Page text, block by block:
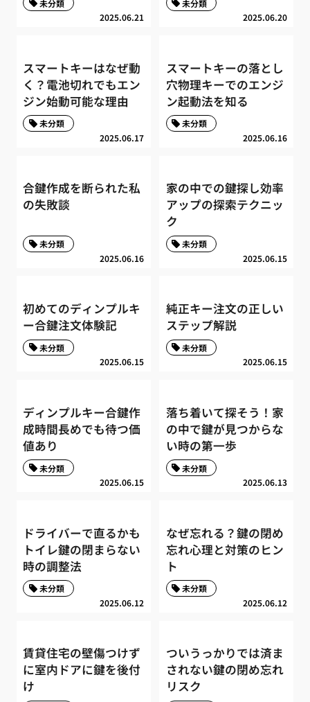
2025.06.21
未分類
2025.06.20
未分類
スマートキーはなぜ動
く？電池切れでもエン
ジン始動可能な理由
2025.06.17
未分類
スマートキーの落とし
穴物理キーでのエンジ
ン起動法を知る
2025.06.16
未分類
合鍵作成を断られた私
の失敗談
2025.06.16
未分類
家の中での鍵探し効率
アップの探索テクニッ
ク
2025.06.15
未分類
初めてのディンプルキ
ー合鍵注文体験記
2025.06.15
未分類
純正キー注文の正しい
ステップ解説
2025.06.15
未分類
ディンプルキー合鍵作
成時間長めでも待つ価
値あり
2025.06.15
未分類
落ち着いて探そう！家
の中で鍵が見つからな
い時の第一歩
2025.06.13
未分類
ドライバーで直るかも
トイレ鍵の閉まらない
時の調整法
2025.06.12
未分類
なぜ忘れる？鍵の閉め
忘れ心理と対策のヒン
ト
2025.06.12
未分類
賃貸住宅の壁傷つけず
に室内ドアに鍵を後付
け
ついうっかりでは済ま
されない鍵の閉め忘れ
リスク